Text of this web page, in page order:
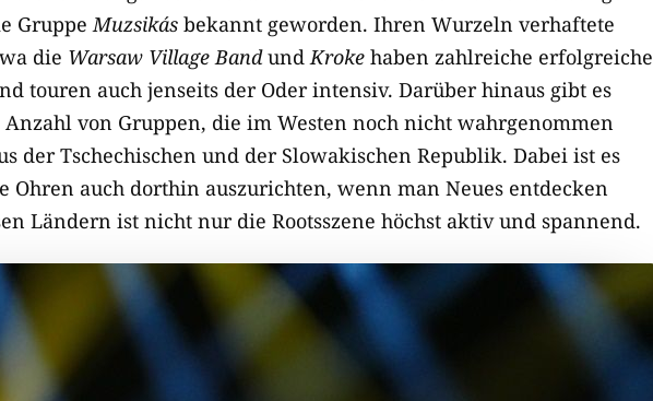
GruppeMuzsikás bekannt geworden. Ihren Wurzeln verhaftete
die Warsaw Village BandundKroke haben zahlreiche erfolgreiche
touren auch jenseits der Oder intensiv. Darüber hinaus gibt es
von Gruppen, die im Westen noch nicht wahrgenommen
der Tschechischen und der Slowakischen Republik. Dabei ist es
Ohren auch dorthin auszurichten, wenn man Neues entdecken
Ländern ist nicht nur die Rootsszene höchst aktiv und spannend.